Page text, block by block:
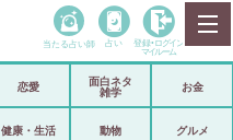
政治
当たる占い師 占い 登録• ログイン
マイルーム
恋愛
面白ネタ
雑学
お金
健康・生活 動物 グルメ